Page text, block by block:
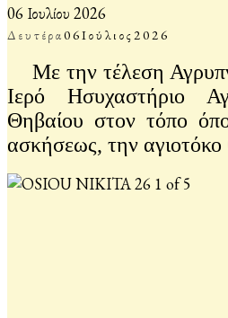
06 Ιουλίου 2026
Δευτέρα06Ιούλιος2026
Με την τέλεση
Ιερό Ησυχαστήριο
Θηβαίου στον τόπο
ασκήσεως, την